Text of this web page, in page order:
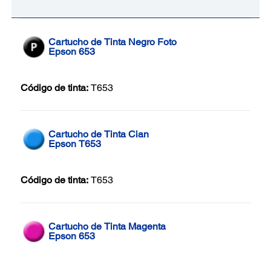
Cartucho de Tinta Negro Foto
Epson 653
Código de tinta: T653
Cartucho de Tinta Cian
Epson T653
Código de tinta: T653
Cartucho de Tinta Magenta
Epson 653